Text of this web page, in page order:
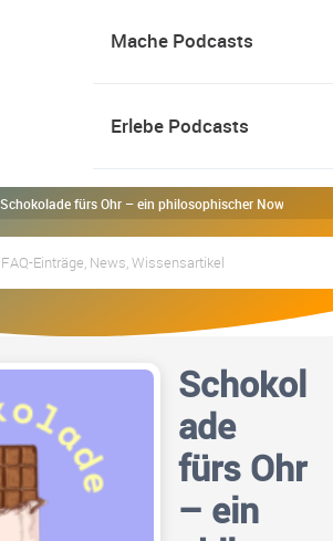
Mache Podcasts
Erlebe Podcasts
Schokolade fürs Ohr – ein philosophischer Nowpow-
Schokol
ade
fürs Ohr
– ein